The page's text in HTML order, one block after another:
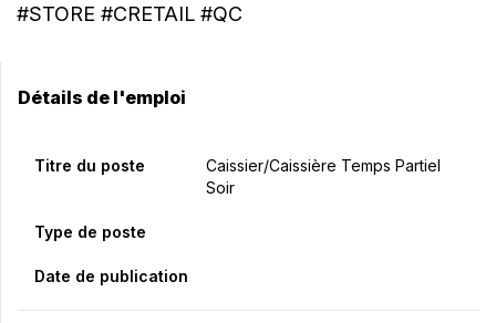
#STORE #CRETAIL #QC
Détails de l'emploi
Titre du poste
Caissier/caissière Temps Partiel
Soir
Type de poste
Date de publication